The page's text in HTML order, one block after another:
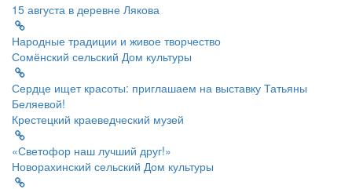
15 августа в деревне Лякова
Народные традиции и живое творчество
Сомёнский сельский Дом культуры
Сердце ищет красоты: приглашаем на выставку Татьяны
Беляевой!
Крестецкий краеведческий музей
«Светофор наш лучший друг!»
Новорахинский сельский Дом культуры